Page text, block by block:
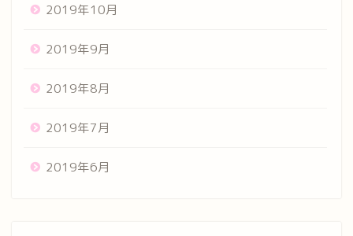
2019年10月
2019年9月
2019年8月
2019年7月
2019年6月